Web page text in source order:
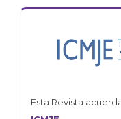
Esta Revista